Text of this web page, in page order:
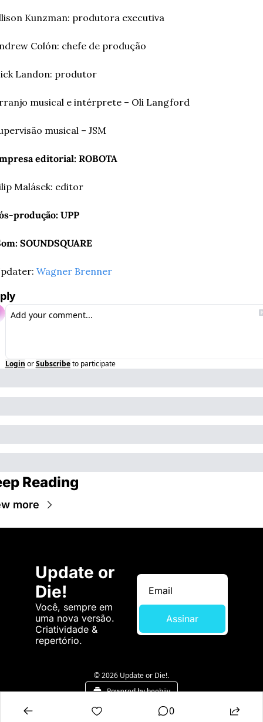
Kunzman: produtora executiva
Colón: chefe de produção
Landon: produtor
musical e intérprete – Oli Langford
musical – JSM
editorial: ROBOTA
Malásek: editor
produção: UPP
SOUNDSQUARE
Wagner Brenner
Login or Subscribe to participate
Reading
more
Update or
Die!
Você, sempre em
uma nova versão.
Criatividade &
repertório.
Assinar
© 2026 Update or Die!.
Powered by beehiiv
0